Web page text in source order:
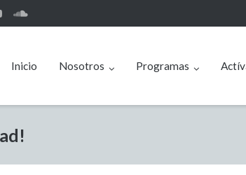
Inicio Nosotros Programas